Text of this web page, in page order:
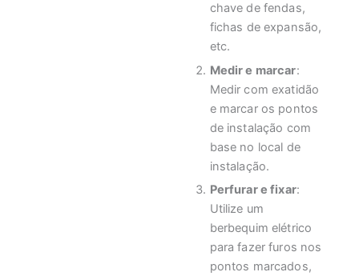
chave de fendas,
fichas de expansão,
etc.
Medir e marcar:
Medir com exatidão
e marcar os pontos
de instalação com
base no local de
instalação.
Perfurar e fixar:
Utilize um
berbequim elétrico
para fazer furos nos
pontos marcados,